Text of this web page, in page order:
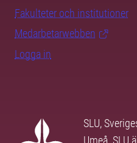
Fakulteter och institutioner
Medarbetarwebben
Logga in
SLU,
Umeå. SLU